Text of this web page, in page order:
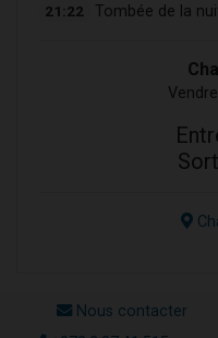
21:22 Tombée de la
Nous contacter